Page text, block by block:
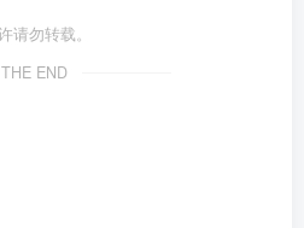
请勿转载。
THE END